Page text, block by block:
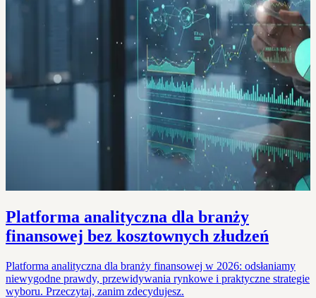
Platforma analityczna dla branży
finansowej bez kosztownych złudzeń
Platforma analityczna dla branży finansowej w 2026: odsłaniamy
niewygodne prawdy, przewidywania rynkowe i praktyczne strategie
wyboru. Przeczytaj, zanim zdecydujesz.